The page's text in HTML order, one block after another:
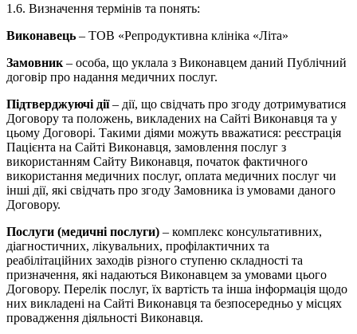
1.6. Визначення термінів та понять:
Виконавець – ТОВ «Репродуктивна клініка «Літа»
Замовник – особа, що уклала з Виконавцем даний Публічний
договір про надання медичних послуг.
Підтверджуючі дії– дії, що свідчать про згоду дотримуватися
Договору та положень, викладених на Сайті Виконавця та у
цьому Договорі. Такими діями можуть вважатися: реєстрація
Пацієнта на Сайті Виконавця, замовлення послуг з
використанням Сайту Виконавця, початок фактичного
використання медичних послуг, оплата медичних послуг чи
інші дії, які свідчать про згоду Замовника із умовами даного
Договору.
Послуги (медичні послуги) – комплекс консультативних,
діагностичних, лікувальних, профілактичних та
реабілітаційних заходів різного ступеню складності та
призначення, які надаються Виконавцем за умовами цього
Договору. Перелік послуг, їх вартість та інша інформація щодо
них викладені на Сайті Виконавця та безпосередньо у місцях
провадження діяльності Виконавця.